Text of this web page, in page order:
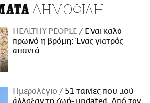
ΔΗΜΟΦΙΛΗ
HEALTHY PEOPLE
Είναι καλό
πρωινό η βρόμη; Ένας γιατρός
απαντά
Ημερολόγιο
51 ταινίες που μού
άλλαξαν τη ζωή- updated. Aπό τον